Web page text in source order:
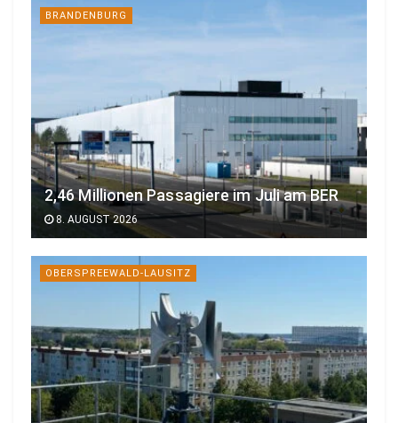
BRANDENBURG
2,46 Millionen Passagiere im Juli am BER
8. AUGUST 2026
OBERSPREEWALD-LAUSITZ